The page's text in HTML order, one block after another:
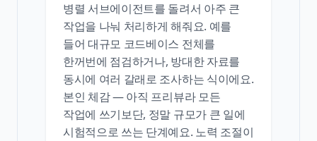
병렬 서브에이전트를 돌려서 아주 큰
작업을 나눠 처리하게 해줘요. 예를
들어 대규모 코드베이스 전체를
한꺼번에 점검하거나, 방대한 자료를
동시에 여러 갈래로 조사하는 식이에요.
본인 체감 — 아직 프리뷰라 모든
작업에 쓰기보단, 정말 규모가 큰 일에
시험적으로 쓰는 단계예요. 노력 조절이